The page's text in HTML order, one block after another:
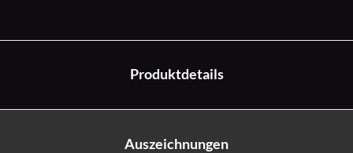
Produktdetails
Auszeichnungen